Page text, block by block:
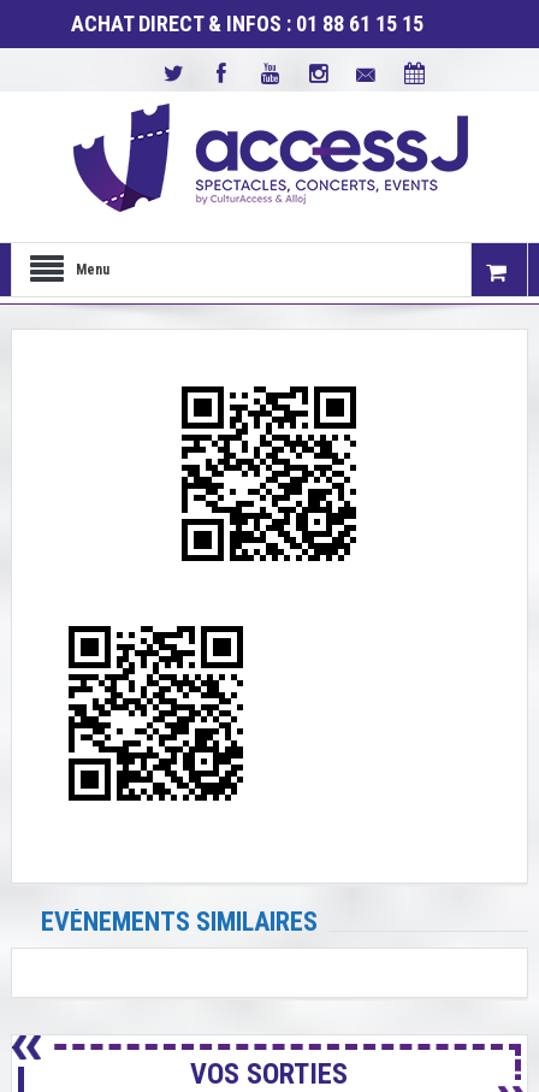
ACHAT DIRECT & INFOS : 01 88 61 15 15
Menu
EVÉNEMENTS SIMILAIRES
VOS SORTIES